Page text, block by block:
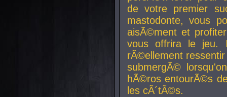
de votre premier
mastodonte, vous
aisÃ©ment et
vous offrira le jeu.
rÃ©ellement
submergÃ©
hÃ©ros entourÃ©s
les cÃ´tÃ©s.